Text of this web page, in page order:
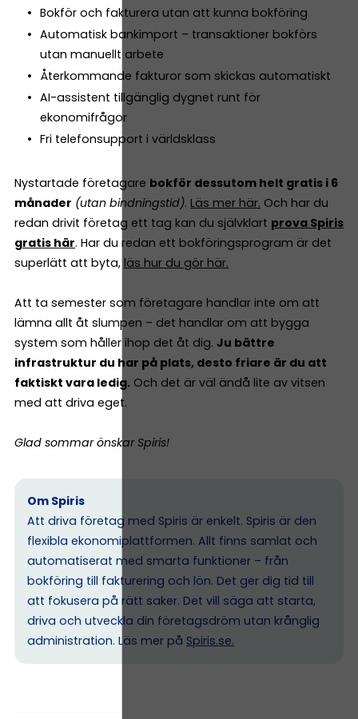
Bokför och fakturera utan att kunna bokföring
Automatisk bankimport – transaktioner bokförs
utan manuellt arbete
Återkommande fakturor som skickas automatiskt
AI-assistent tillgänglig dygnet runt för
ekonomifrågor
Fri telefonsupport i världsklass
Nystartade företagare bokför dessutom helt gratis i 6
månader (utan bindningstid). Läs mer här. Och har du
redan drivit företag ett tag kan du självklart prova Spiris
gratis här. Har du redan ett bokföringsprogram är det
superlätt att byta, läs hur du gör här.
Att ta semester som företagare handlar inte om att
lämna allt åt slumpen – det handlar om att bygga
system som håller ihop det åt dig. Ju bättre
infrastruktur du har på plats, desto friare är du att
faktiskt vara ledig. Och det är väl ändå lite av vitsen
med att driva eget.
Glad sommar önskar Spiris!
Om Spiris
Att driva företag med Spiris är enkelt. Spiris är den
flexibla ekonomiplattformen. Allt finns samlat och
automatiserat med smarta funktioner – från
bokföring till fakturering och lön. Det ger dig tid till
att fokusera på rätt saker. Det vill säga att starta,
driva och utveckla din företagsdröm utan krånglig
administration. Läs mer på Spiris.se.